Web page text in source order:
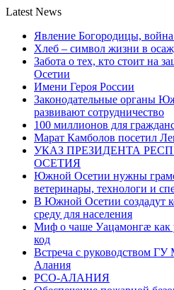
Latest News
Явление Богородицы,
Хлеб – символ жизни в
Забота о тех, кто стоит на
Осетии
Имени Героя России
Законодательные органы
развивают сотрудничество
100 миллионов для
Марат Камболов посетил
УКАЗ ПРЕЗИДЕНТА
ОСЕТИЯ
Южной Осетии нужны
ветеринары, технологи и
В Южной Осетии создадут
среду для населения
Миф о чаше Уацамонгæ как
код
Встреча с руководством
Алания
РСО-АЛАНИЯ